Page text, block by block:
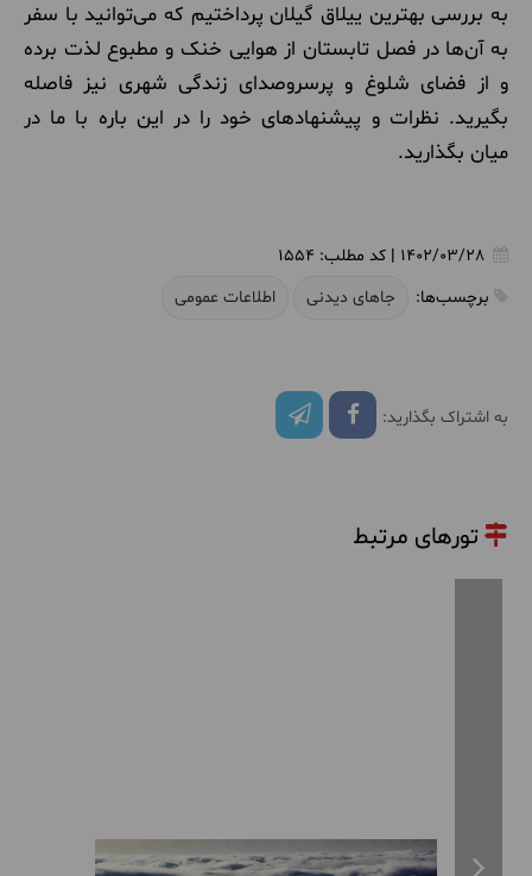
به بررسی بهترین ییلاق گیلان پرداختیم که می‌توانید با سفر
به آن‌ها در فصل تابستان از هوایی خنک و مطبوع لذت برده
و از فضای شلوغ و پرسروصدای زندگی شهری نیز فاصله
بگیرید. نظرات و پیشنهادهای خود را در این باره با ما در
میان بگذارید.
1402/03/28 کد مطلب: 1554
برچسب‌ها:
جاهای دیدنی اطلاعات عمومی
به اشتراک بگذارید:
تورهای مرتبط